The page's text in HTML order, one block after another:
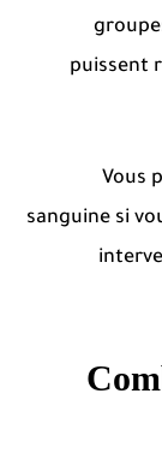
puissent
Vous
sanguine si